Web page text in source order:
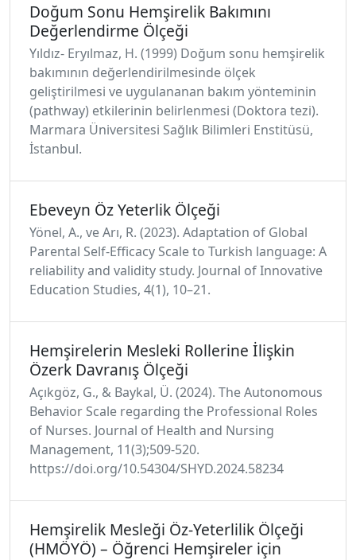
Doğum Sonu Hemşirelik Bakımını
Değerlendirme Ölçeği
Yıldız- Eryılmaz, H. (1999) Doğum sonu hemşirelik
bakımının değerlendirilmesinde ölçek
geliştirilmesi ve uygulananan bakım yönteminin
(pathway) etkilerinin belirlenmesi (Doktora tezi).
Marmara Üniversitesi Sağlık Bilimleri Enstitüsü,
İstanbul.
Ebeveyn Öz Yeterlik Ölçeği
Yönel, A., ve Arı, R. (2023). Adaptation of Global
Parental Self-Efficacy Scale to Turkish language: A
reliability and validity study. Journal of Innovative
Education Studies, 4(1), 10–21.
Hemşirelerin Mesleki Rollerine İlişkin
Özerk Davranış Ölçeği
Açıkgöz, G., & Baykal, Ü. (2024). The Autonomous
Behavior Scale regarding the Professional Roles
of Nurses. Journal of Health and Nursing
Management, 11(3);509-520.
https://doi.org/10.54304/SHYD.2024.58234
Hemşirelik Mesleği Öz-Yeterlilik Ölçeği
(HMÖYÖ) – Öğrenci Hemşireler için